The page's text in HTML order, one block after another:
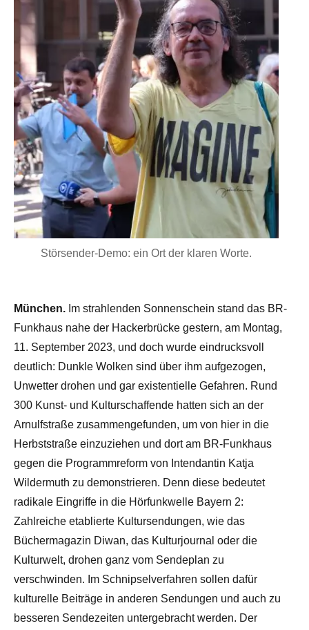
Störsender-Demo: ein Ort der klaren Worte.
München. Im strahlenden Sonnenschein stand das BR-
Funkhaus nahe der Hackerbrücke gestern, am Montag,
11. September 2023, und doch wurde eindrucksvoll
deutlich: Dunkle Wolken sind über ihm aufgezogen,
Unwetter drohen und gar existentielle Gefahren. Rund
300 Kunst- und Kulturschaffende hatten sich an der
Arnulfstraße zusammengefunden, um von hier in die
Herbststraße einzuziehen und dort am BR-Funkhaus
gegen die Programmreform von Intendantin Katja
Wildermuth zu demonstrieren. Denn diese bedeutet
radikale Eingriffe in die Hörfunkwelle Bayern 2:
Zahlreiche etablierte Kultursendungen, wie das
Büchermagazin Diwan, das Kulturjournal oder die
Kulturwelt, drohen ganz vom Sendeplan zu
verschwinden. Im Schnipselverfahren sollen dafür
kulturelle Beiträge in anderen Sendungen und auch zu
besseren Sendezeiten untergebracht werden. Der